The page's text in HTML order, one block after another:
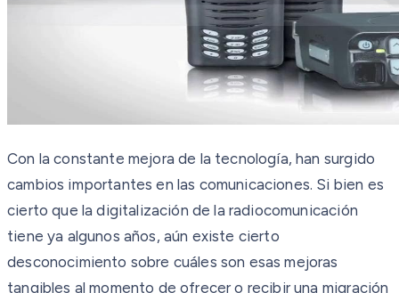
Con la constante mejora de la tecnología, han surgido
cambios importantes en las comunicaciones. Si bien es
cierto que la digitalización de la radiocomunicación
tiene ya algunos años, aún existe cierto
desconocimiento sobre cuáles son esas mejoras
tangibles al momento de ofrecer o recibir una migración